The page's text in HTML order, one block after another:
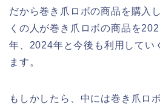
だから巻き爪ロボの商品を購入
くの人が巻き爪ロボの商品を
年、2024年と今後も利用してい
ます。
もしかしたら、中には巻き爪ロ